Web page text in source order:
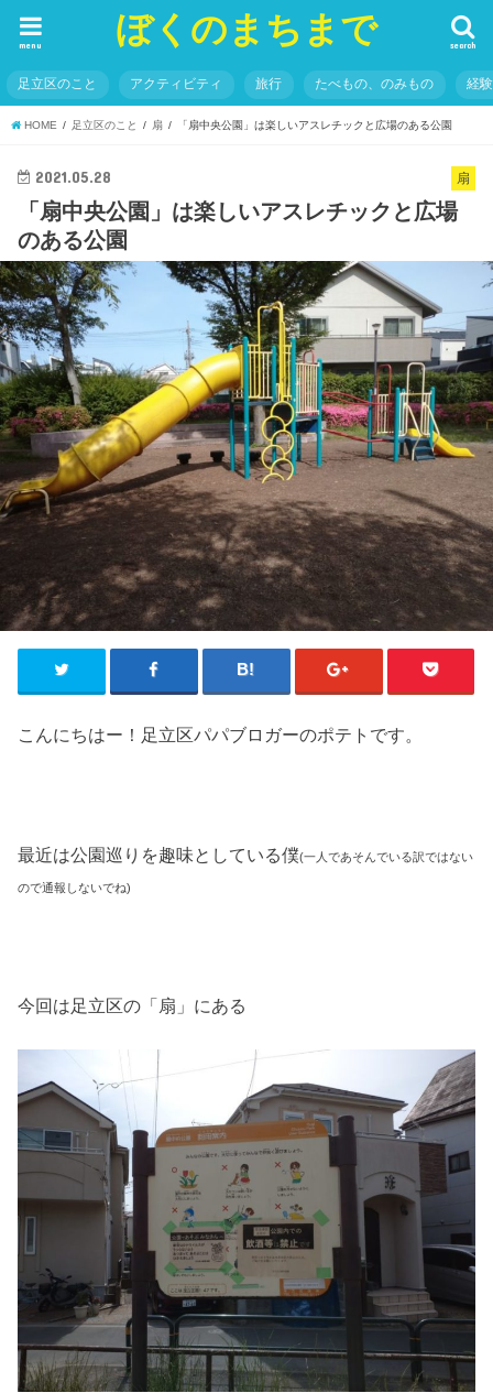
ぼくのまちまで search
menu
足立区のこと アクティビティ 旅行 たべもの、のみもの 経
HOME 足立区のこと 扇 「扇中央公園」は楽しいアスレチックと広場のある公園
扇
2021.05.28
「扇中央公園」は楽しいアスレチックと広場
のある公園
こんにちはー！足立区パパブロガーのポテトです。
最近は公園巡りを趣味としている僕(一人であそんでいる訳ではない
ので通報しないでね)
今回は足立区の「扇」にある